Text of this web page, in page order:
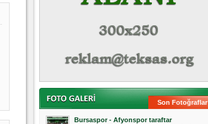
Son Fotoğraflar
Bursaspor - Afyonspor taraftar